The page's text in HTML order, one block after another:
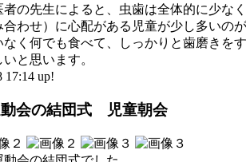
の先生によると、虫歯は全体的に少な
わせ）に心配がある児童が少し多いの
なく何でも食べて、しっかりと歯磨きをす
と思います。
17:14 up!
会の結団式 児童朝会